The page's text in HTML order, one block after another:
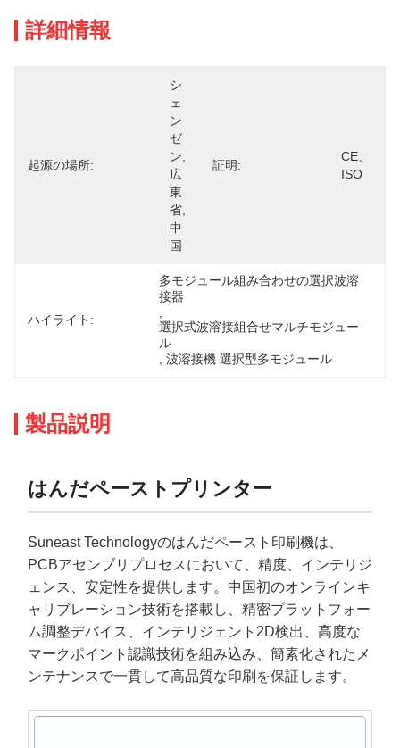
詳細情報
起源の場所:
シ
ェ
ン
ゼ
ン,
広
東
省,
中
国
証明:
CE、
ISO
ハイライト:
多モジュール組み合わせの選択波溶
接器
選択式波溶接組合せマルチモジュー
ル
, 波溶接機 選択型多モジュール
製品説明
はんだペーストプリンター
Suneast Technologyのはんだペースト印刷機は、
PCBアセンブリプロセスにおいて、精度、インテリジ
ェンス、安定性を提供します。中国初のオンラインキ
ャリブレーション技術を搭載し、精密プラットフォー
ム調整デバイス、インテリジェント2D検出、高度な
マークポイント認識技術を組み込み、簡素化されたメ
ンテナンスで一貫して高品質な印刷を保証します。